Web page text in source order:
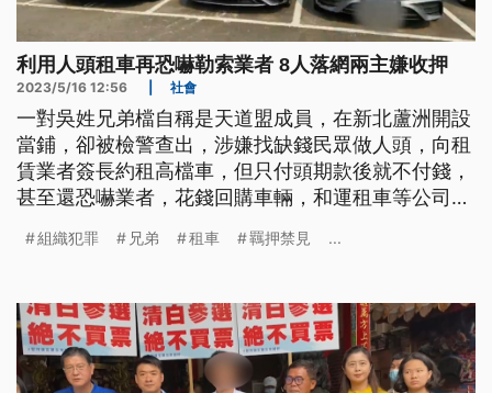
利用人頭租車再恐嚇勒索業者 8人落網兩主嫌收押
2023/5/16 12:56 社會
一對吳姓兄弟檔自稱是天道盟成員，在新北蘆洲開設
當鋪，卻被檢警查出，涉嫌找缺錢民眾做人頭，向租
賃業者簽長約租高檔車，但只付頭期款後就不付錢，
甚至還恐嚇業者，花錢回購車輛，和運租車等公司都
元。全案依恐嚇取財、詐欺等方向偵辦。
組織犯罪 兄弟 租車 羈押禁見 ...